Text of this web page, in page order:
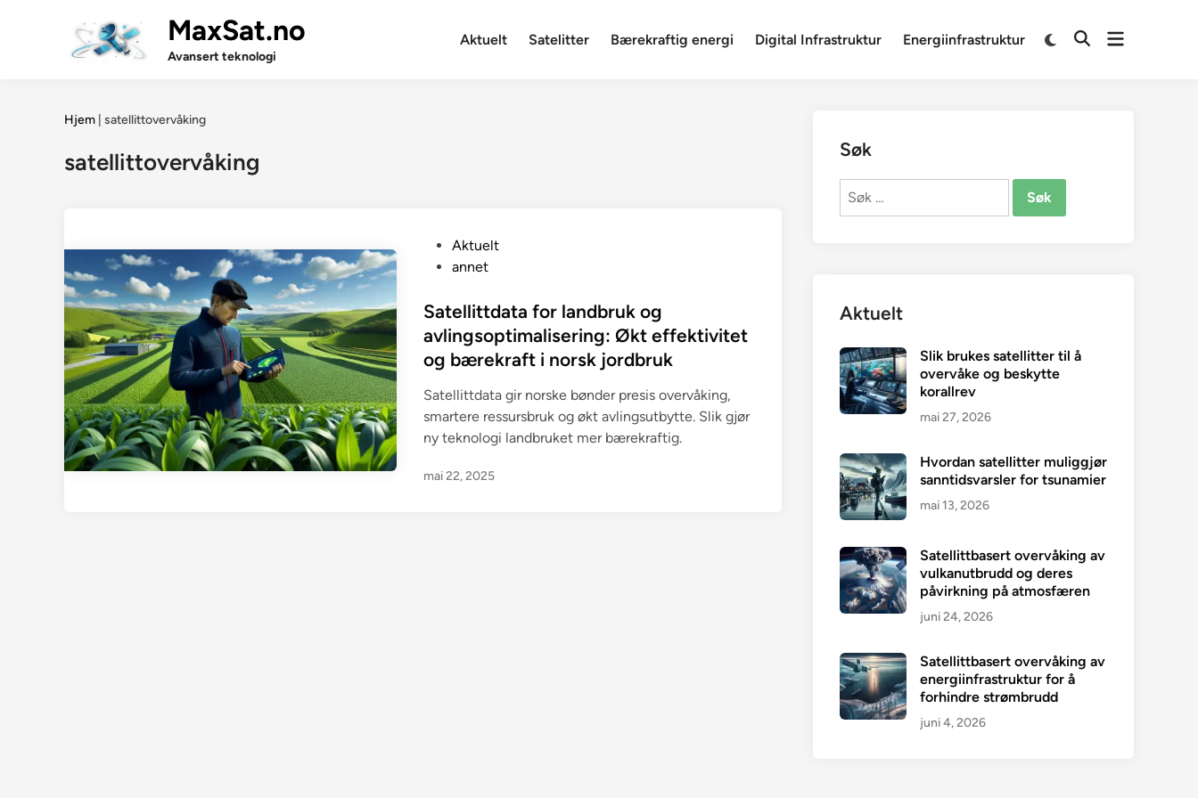
MaxSat.no
Avansert teknologi
Aktuelt Satelitter Bærekraftig energi Digital Infrastruktur Energiinfrastruktur
SwitchOpenOpen
Hjem satellittovervåking
satellittovervåking
t
e
n
Aktuelt
annet
Satellittdata for landbruk og
avlingsoptimalisering: Økt effektivitet
og bærekraft i norsk jordbruk
Satellittdata gir norske bønder presis overvåking,
smartere ressursbruk og økt avlingsutbytte. Slik gjør
ny teknologi landbruket mer bærekraftig.
mai 22, 2025
Søk
Søk
Aktuelt
Slik brukes satellitter til å
overvåke og beskytte
korallrev
mai 27, 2026
Hvordan satellitter muliggjør
sanntidsvarsler for tsunamier
mai 13, 2026
Satellittbasert overvåking av
vulkanutbrudd og deres
påvirkning på atmosfæren
juni 24, 2026
Satellittbasert overvåking av
energiinfrastruktur for å
forhindre strømbrudd
juni 4, 2026